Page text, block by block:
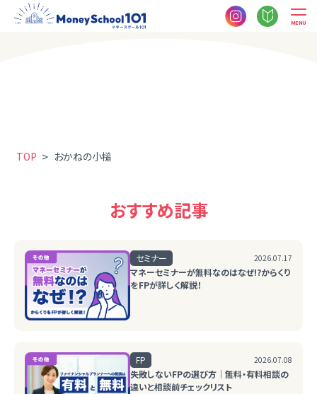
MENU
TOP > おかねの小槌
おすすめ記事
セミナー 2026.07.17
マネーセミナーが無料なのはなぜ!?からくり
をFPが詳しく解説！
FP 2026.07.08
失敗しないFPの選び方｜無料・有料相談の
違いと相談前チェックリスト